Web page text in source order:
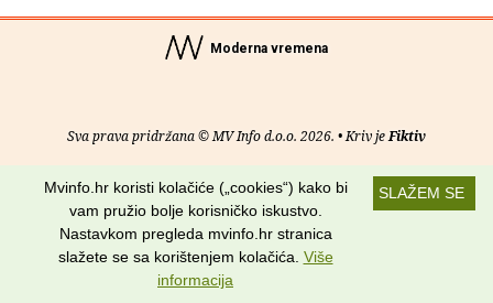
Moderna vremena
Sva prava pridržana © MV Info d.o.o. 2026. • Kriv jeFiktiv
O nama • Pomoć• Uvjeti korištenja• RSS kanali
Potraži nas na:
SLAŽEM SE
Mvinfo.hr koristi kolačiće („cookies“) kako bi
vam pružio bolje korisničko iskustvo.
Nastavkom pregleda mvinfo.hr stranica
slažete se sa korištenjem kolačića. Više
informacija